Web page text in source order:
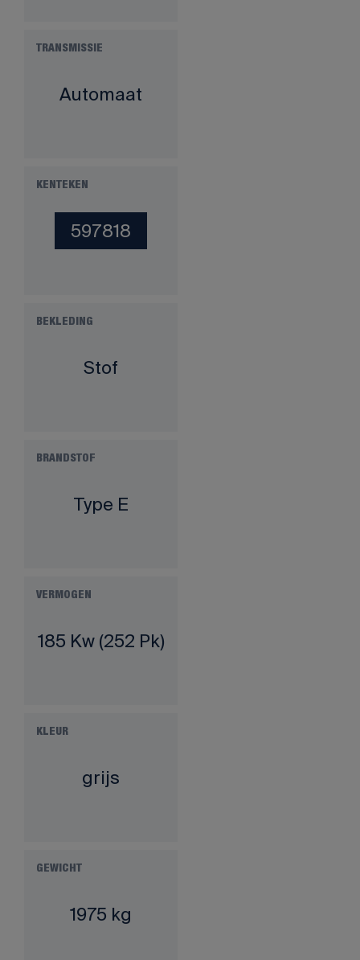
TRANSMISSIE
Automaat
KENTEKEN
597818
BEKLEDING
Stof
BRANDSTOF
Type E
VERMOGEN
185 Kw (252 Pk)
KLEUR
grijs
GEWICHT
1975 kg